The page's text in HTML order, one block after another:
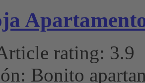
rating: 3.9
Bonito